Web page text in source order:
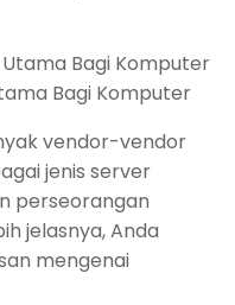
Bagi Komputer
vendor-vendor
jenis server
perseorangan
jelasnya, Anda
mengenai